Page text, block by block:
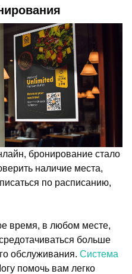
бронирование стало
наличие места,
по расписанию,
время, в любом месте,
больше
обслуживания. Система
помочь вам легко